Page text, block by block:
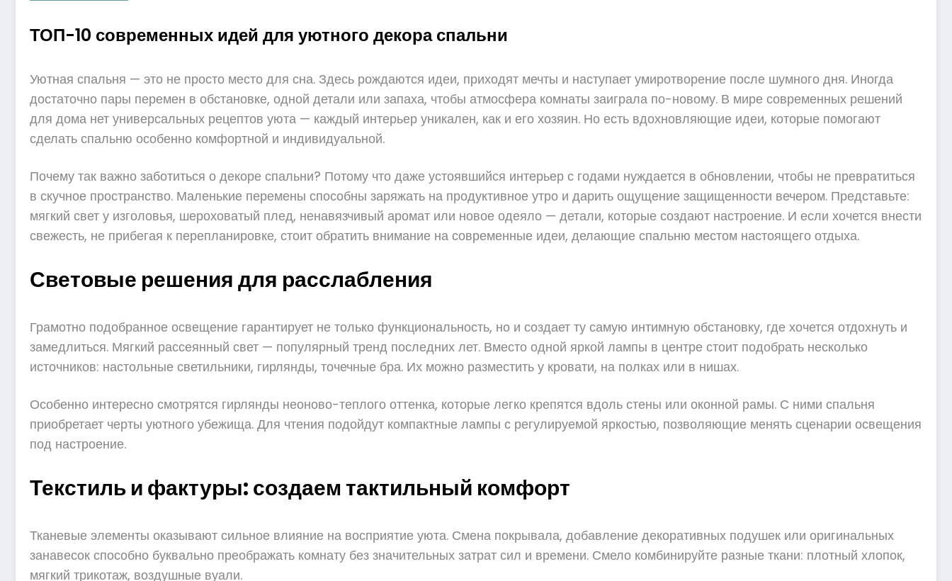
ТОП-10 современных идей для уютного декора спальни
Уютная спальня — это не просто место для сна. Здесь рождаются идеи, приходят мечты и наступает умиротворение после шумного дня. Иногда
достаточно пары перемен в обстановке, одной детали или запаха, чтобы атмосфера комнаты заиграла по-новому. В мире современных решений
для дома нет универсальных рецептов уюта — каждый интерьер уникален, как и его хозяин. Но есть вдохновляющие идеи, которые помогают
сделать спальню особенно комфортной и индивидуальной.
Почему так важно заботиться о декоре спальни? Потому что даже устоявшийся интерьер с годами нуждается в обновлении, чтобы не превратиться
в скучное пространство. Маленькие перемены способны заряжать на продуктивное утро и дарить ощущение защищенности вечером. Представьте:
мягкий свет у изголовья, шероховатый плед, ненавязчивый аромат или новое одеяло — детали, которые создают настроение. И если хочется внести
свежесть, не прибегая к перепланировке, стоит обратить внимание на современные идеи, делающие спальню местом настоящего отдыха.
Световые решения для расслабления
Грамотно подобранное освещение гарантирует не только функциональность, но и создает ту самую интимную обстановку, где хочется отдохнуть и
замедлиться. Мягкий рассеянный свет — популярный тренд последних лет. Вместо одной яркой лампы в центре стоит подобрать несколько
источников: настольные светильники, гирлянды, точечные бра. Их можно разместить у кровати, на полках или в нишах.
Особенно интересно смотрятся гирлянды неоново-теплого оттенка, которые легко крепятся вдоль стены или оконной рамы. С ними спальня
приобретает черты уютного убежища. Для чтения подойдут компактные лампы с регулируемой яркостью, позволяющие менять сценарии освещения
под настроение.
Текстиль и фактуры: создаем тактильный комфорт
Тканевые элементы оказывают сильное влияние на восприятие уюта. Смена покрывала, добавление декоративных подушек или оригинальных
занавесок способно буквально преображать комнату без значительных затрат сил и времени. Смело комбинируйте разные ткани: плотный хлопок,
мягкий трикотаж, воздушные вуали.